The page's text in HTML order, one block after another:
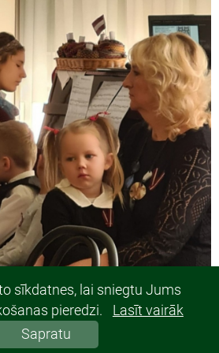
izglītības iestāde "Rūķītis". Visas tiesības
aizsargātas.
- mājaslapu izstrāde
sīkdatnes, lai sniegtu Jums
pieredzi.
Lasīt vairāk
Sapratu